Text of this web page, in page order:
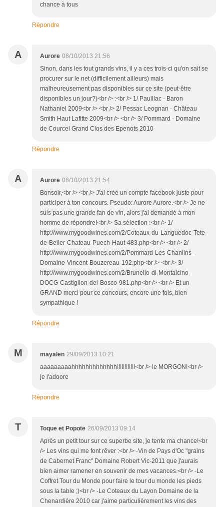
chance à tous
Répondre
A Aurore 08/10/2013 21:56
Sinon, dans les tout grands vins, il y a ces trois-ci qu'on sait se
procurer sur le net (difficilement ailleurs) mais
malheureusement pas disponibles sur ce site (peut-être
disponibles un jour?)<br /> :<br /> 1/ Pauillac - Baron
Nathaniel 2009<br /> <br /> 2/ Pessac Leognan - Château
Smith Haut Lafitte 2009<br /> <br /> 3/ Pommard - Domaine
de Courcel Grand Clos des Epenots 2010
Répondre
A Aurore 08/10/2013 21:54
Bonsoir,<br /> <br /> J'ai créé un compte facebook juste pour
participer à ton concours. Pseudo: Aurore Aurore.<br /> Je ne
suis pas une grande fan de vin, alors j'ai demandé à mon
homme de répondre!<br /> Sa sélection :<br /> 1/
http://www.mygoodwines.com/2/Coteaux-du-Languedoc-Tete-
de-Belier-Chateau-Puech-Haut-483.php<br /> <br /> 2/
http://www.mygoodwines.com/2/Pommard-Les-Chanlins-
Domaine-Vincent-Bouzereau-192.php<br /> <br /> 3/
http://www.mygoodwines.com/2/Brunello-di-Montalcino-
DOCG-Castiglion-del-Bosco-981.php<br /> <br /> Et un
GRAND merci pour ce concours, encore une fois, bien
sympathique !
Répondre
M mayalen 29/09/2013 10:21
aaaaaaaaahhhhhhhhhhhhh!!!!!!!!!!!!<br /> le MORGON!<br />
je l'adoore
Répondre
T Toque et Popote 26/09/2013 09:14
Après un petit tour sur ce superbe site, je tente ma chance!<br
/> Les vins qui me font rêver :<br /> -Vin de Pays d'Oc "grains
de Cabernet Franc" Domaine Robert Vic-2011 que j'aurais
bien aimer ramener en souvenir de mes vacances.<br /> -Le
Coffret Tour du Monde pour faire le tour du monde les pieds
sous la table ;)<br /> -Le Coteaux du Layon Domaine de la
Chenardière 2010 car j'aime particulièrement les vins des